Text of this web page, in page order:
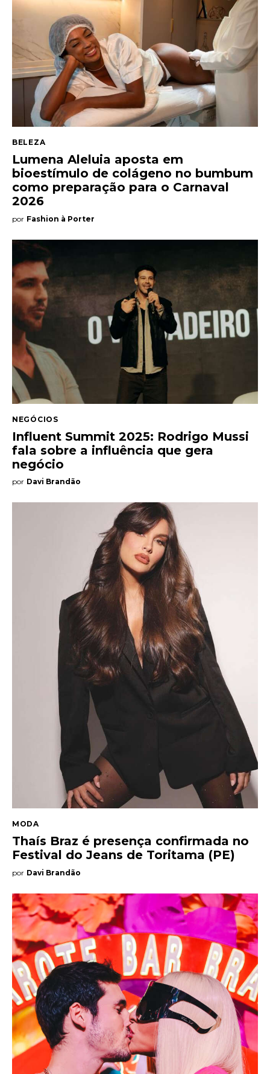
BELEZA
Lumena Aleluia aposta em
bioestímulo de colágeno no bumbum
como preparação para o Carnaval
2026
por Fashion à Porter
NEGÓCIOS
Influent Summit 2025: Rodrigo Mussi
fala sobre a influência que gera
negócio
por Davi Brandão
MODA
Thaís Braz é presença confirmada no
Festival do Jeans de Toritama (PE)
por Davi Brandão